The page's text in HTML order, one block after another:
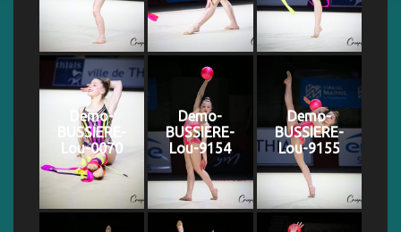
Demo-
BUSSIERE-
Lou-0070
Demo-
BUSSIERE-
Lou-9154
Demo-
BUSSIERE-
Lou-9155